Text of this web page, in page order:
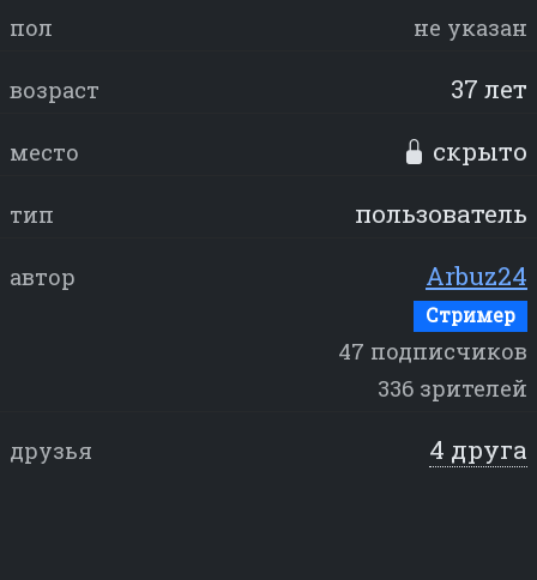
пол не указан
возраст 37 лет
место скрыто
тип пользователь
автор Arbuz24
Стример
47 подписчиков
336 зрителей
друзья 4 друга